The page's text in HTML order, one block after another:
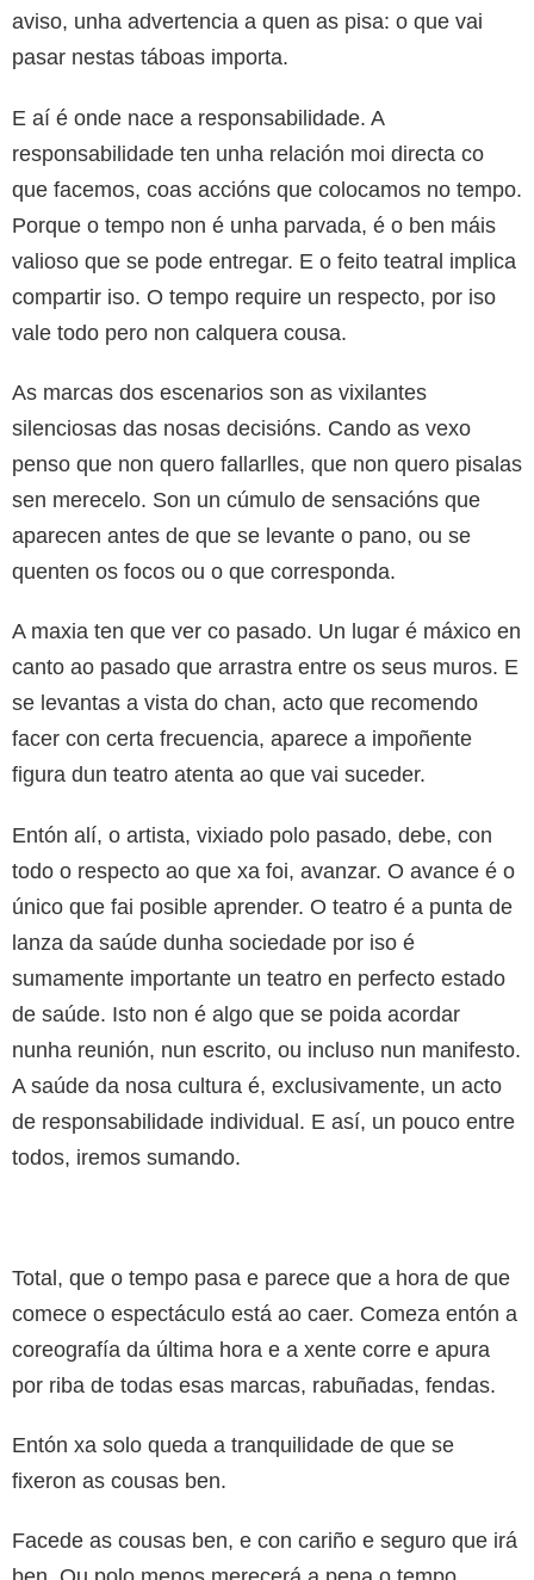
aviso, unha advertencia a quen as pisa: o que vai
pasar nestas táboas importa.
E aí é onde nace a responsabilidade. A
responsabilidade ten unha relación moi directa co
que facemos, coas accións que colocamos no tempo.
Porque o tempo non é unha parvada, é o ben máis
valioso que se pode entregar. E o feito teatral implica
compartir iso. O tempo require un respecto, por iso
vale todo pero non calquera cousa.
As marcas dos escenarios son as vixilantes
silenciosas das nosas decisións. Cando as vexo
penso que non quero fallarlles, que non quero pisalas
sen merecelo. Son un cúmulo de sensacións que
aparecen antes de que se levante o pano, ou se
quenten os focos ou o que corresponda.
A maxia ten que ver co pasado. Un lugar é máxico en
canto ao pasado que arrastra entre os seus muros. E
se levantas a vista do chan, acto que recomendo
facer con certa frecuencia, aparece a impoñente
figura dun teatro atenta ao que vai suceder.
Entón alí, o artista, vixiado polo pasado, debe, con
todo o respecto ao que xa foi, avanzar. O avance é o
único que fai posible aprender. O teatro é a punta de
lanza da saúde dunha sociedade por iso é
sumamente importante un teatro en perfecto estado
de saúde. Isto non é algo que se poida acordar
nunha reunión, nun escrito, ou incluso nun manifesto.
A saúde da nosa cultura é, exclusivamente, un acto
de responsabilidade individual. E así, un pouco entre
todos, iremos sumando.
Total, que o tempo pasa e parece que a hora de que
comece o espectáculo está ao caer. Comeza entón a
coreografía da última hora e a xente corre e apura
por riba de todas esas marcas, rabuñadas, fendas.
Entón xa solo queda a tranquilidade de que se
fixeron as cousas ben.
Facede as cousas ben, e con cariño e seguro que irá